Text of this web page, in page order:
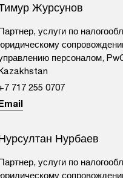
Журсунов
услуги по
персоналом,
717 255 0707​
Нурбаев
услуги по